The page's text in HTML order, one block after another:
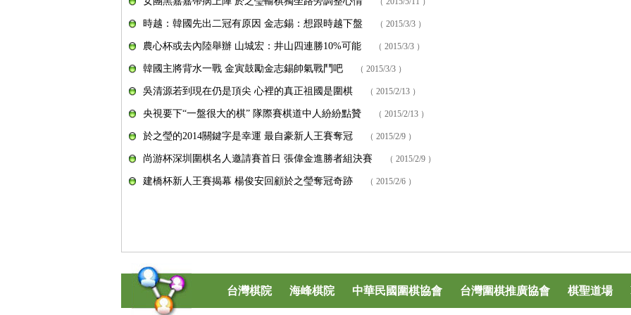
時越：韓國先出二冠有原因 金志錫：想跟時越下盤 （ 2015/3/3 ）
農心杯或去內陸舉辦 山城宏：井山四連勝10%可能 （ 2015/3/3 ）
韓國主將背水一戰 金寅鼓勵金志錫帥氣戰鬥吧 （ 2015/3/3 ）
吳清源若到現在仍是頂尖 心裡的真正祖國是圍棋 （ 2015/2/13 ）
央視要下“一盤很大的棋” 隊際賽棋道中人紛紛點贊 （ 2015/2/13 ）
於之瑩的2014關鍵字是幸運 最自豪新人王賽奪冠 （ 2015/2/9 ）
尚游杯深圳圍棋名人邀請賽首日 張偉金進勝者組決賽 （ 2015/2/9 ）
建橋杯新人王賽揭幕 楊俊安回顧於之瑩奪冠奇跡 （ 2015/2/6 ）
台灣棋院 海峰棋院 中華民國圍棋協會 台灣圍棋推廣協會 棋聖道場